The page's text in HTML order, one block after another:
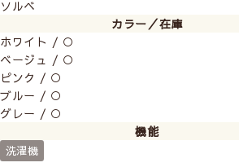
ソルベ
カラー／在庫
ホワイト / ○
ベージュ / ○
ピンク / ○
ブルー / ○
グレー / ○
機能
洗濯機